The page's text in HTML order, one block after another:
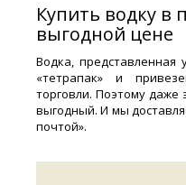
Купить водку в
выгодной цене
Водка, представленная
«тетрапак» и
торговли. Поэтому
выгодный. И мы
почтой».